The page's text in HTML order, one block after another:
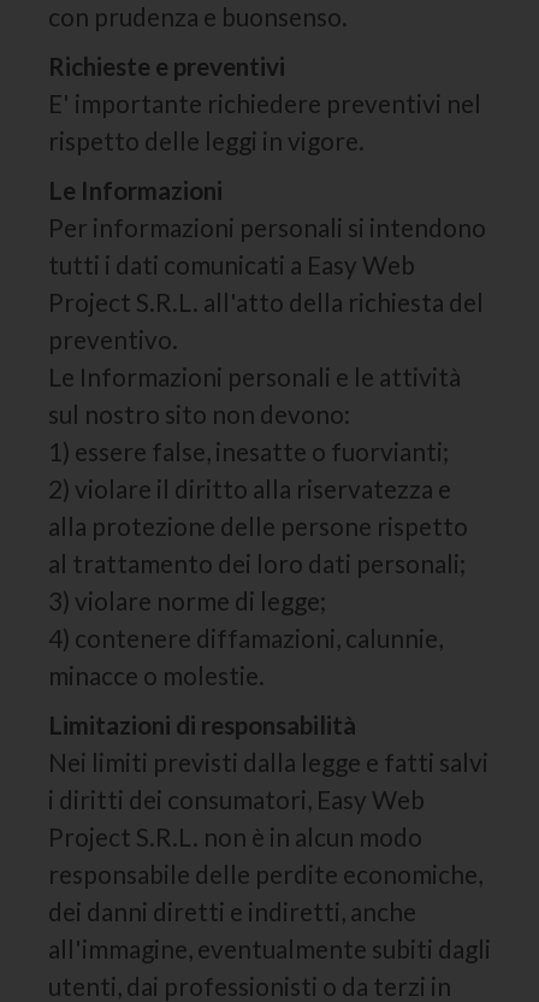
con prudenza e buonsenso.
Richieste e preventivi
E' importante richiedere preventivi nel
rispetto delle leggi in vigore.
Le Informazioni
Per informazioni personali si intendono
tutti i dati comunicati a Easy Web
Project S.R.L. all'atto della richiesta del
preventivo.
Le Informazioni personali e le attività
sul nostro sito non devono:
1) essere false, inesatte o fuorvianti;
2) violare il diritto alla riservatezza e
alla protezione delle persone rispetto
al trattamento dei loro dati personali;
3) violare norme di legge;
4) contenere diffamazioni, calunnie,
minacce o molestie.
Limitazioni di responsabilità
Nei limiti previsti dalla legge e fatti salvi
i diritti dei consumatori, Easy Web
Project S.R.L. non è in alcun modo
responsabile delle perdite economiche,
dei danni diretti e indiretti, anche
all'immagine, eventualmente subiti dagli
utenti, dai professionisti o da terzi in